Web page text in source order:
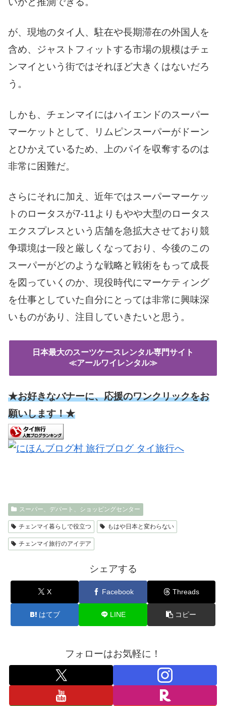
が、現地のタイ人、駐在や長期滞在の外国人を
含め、ジャストフィットする市場の規模はチェ
ンマイという街ではそれほど大きくはないだろ
う。
しかも、チェンマイにはハイエンドのスーパー
マーケットとして、リムピンスーパーがドーン
とひかえているため、上のパイを収奪するのは
非常に困難だ。
さらにそれに加え、近年ではスーパーマーケッ
トのロータスが7-11よりもやや大型のロータス
エクスプレスという店舗を急拡大させており競
争環境は一段と厳しくなっており、今後のこの
スーパーがどのような戦略と戦術をもって成長
を図っていくのか、現役時代にマーケティング
を仕事としていた自分にとっては非常に興味深
いものがあり、注目していきたいと思う。
日本最大のスーツケースレンタル専門サイト
≪アールワイレンタル≫
★お好きなバナーに、応援のワンクリックをお
願いします！★
スーパー、デパート、ショッピングセンター
チェンマイ暮らしで役立つ もはや日本と変わらない
チェンマイ旅行のアイデア
シェアする
X Facebook Threads
はてブ LINE コピー
フォローはお気軽に！